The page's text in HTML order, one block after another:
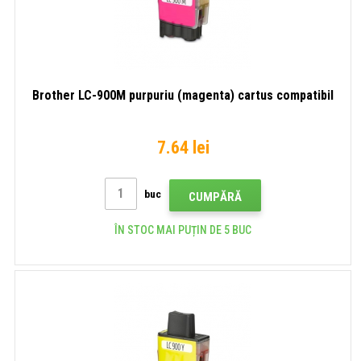
Brother LC-900M purpuriu (magenta) cartus compatibil
7.64 lei
buc CUMPĂRĂ
ÎN STOC MAI PUȚIN DE 5 BUC